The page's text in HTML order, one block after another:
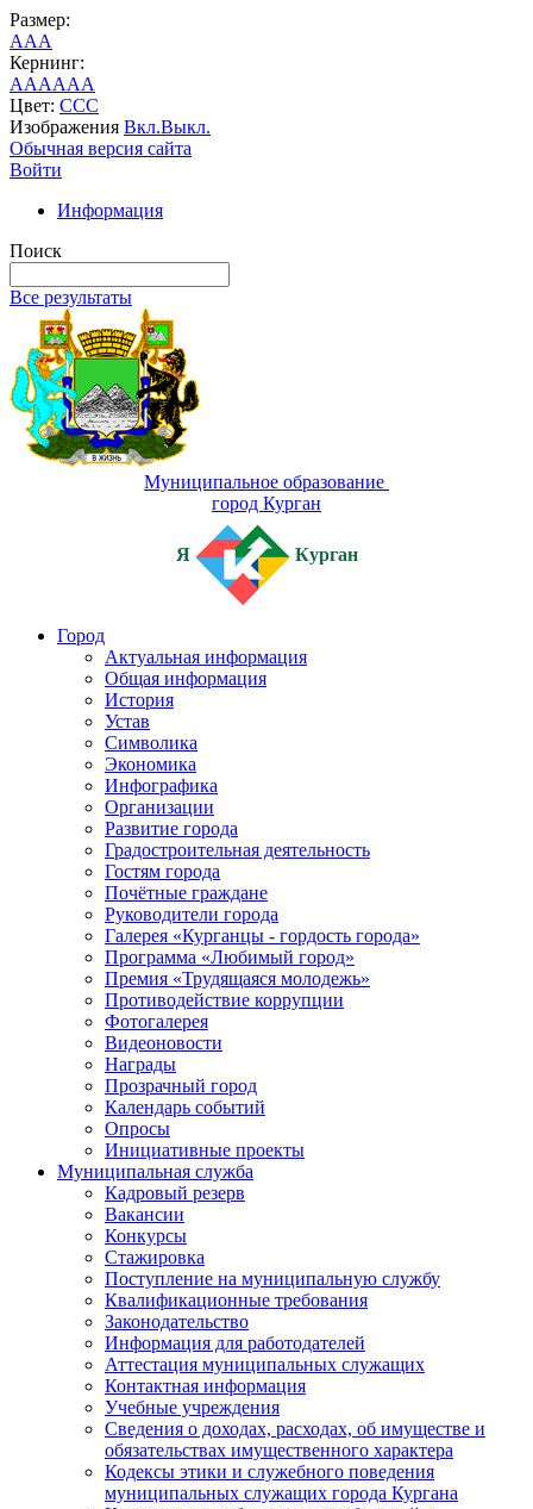
Размер:
AAA
Кернинг:
AAAAAA
Цвет: CCC
Изображения Вкл.Выкл.
Обычная версия сайта
Войти
Информация
Поиск
Все результаты
Муниципальное образование
город Курган
Я Курган
Город
Актуальная информация
Общая информация
История
Устав
Символика
Экономика
Инфографика
Организации
Развитие города
Градостроительная деятельность
Гостям города
Почётные граждане
Руководители города
Галерея «Курганцы - гордость города»
Программа «Любимый город»
Премия «Трудящаяся молодежь»
Противодействие коррупции
Фотогалерея
Видеоновости
Награды
Прозрачный город
Календарь событий
Опросы
Инициативные проекты
Муниципальная служба
Кадровый резерв
Вакансии
Конкурсы
Стажировка
Поступление на муниципальную службу
Квалификационные требования
Законодательство
Информация для работодателей
Аттестация муниципальных служащих
Контактная информация
Учебные учреждения
Сведения о доходах, расходах, об имуществе и
обязательствах имущественного характера
Кодексы этики и служебного поведения
муниципальных служащих города Кургана